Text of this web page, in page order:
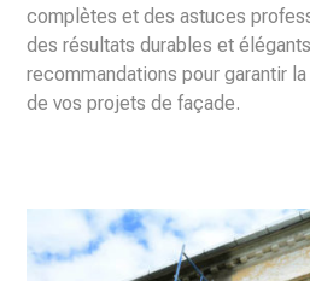
complètes et des astuces
des résultats durables et
recommandations pour garantir
de vos projets de façade.